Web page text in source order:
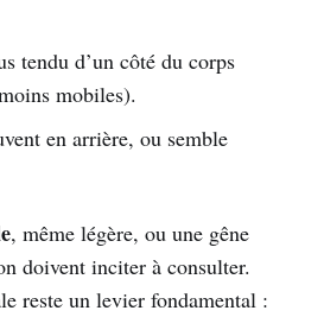
tendu d’un côté du corps
mobiles).
en arrière, ou semble
, même légère, ou une gêne
doivent inciter à consulter.
reste un levier fondamental :